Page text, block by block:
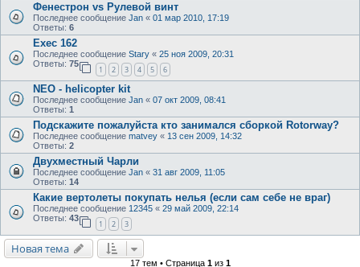
Фенестрон vs Рулевой винт
Последнее сообщение Jan « 01 мар 2010, 17:19
Ответы: 6
Exec 162
Последнее сообщение Stary « 25 ноя 2009, 20:31
Ответы: 75
1 2 3 4 5 6
NEO - helicopter kit
Последнее сообщение Jan « 07 окт 2009, 08:41
Ответы: 1
Подскажите пожалуйста кто занимался сборкой Rotorway?
Последнее сообщение matvey « 13 сен 2009, 14:32
Ответы: 2
Двухместный Чарли
Последнее сообщение Jan « 31 авг 2009, 11:05
Ответы: 14
Какие вертолеты покупать нелья (если сам себе не враг)
Последнее сообщение 12345 « 29 май 2009, 22:14
Ответы: 43
1 2 3
Новая тема
17 тем • Страница 1из 1